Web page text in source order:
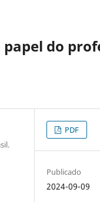
do
PDF
Publicado
2024-09-09